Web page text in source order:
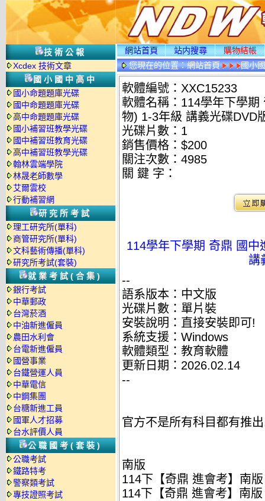
技術公報
Xcdex 技術文章
國小國中高中
國小命題題庫光碟
國中命題題庫光碟
高中命題題庫光碟
國小補習班教學光碟
國中補習班教育光碟
高中補習班教學光碟
翰林雲端學院
林晟老師數學
艾爾雲校
行動補習網
研究所考試
理工研究所(單科)
商管研究所(單科)
文科藝術傳播(單科)
研究所考試(套裝)
就業考試(合集)
銀行考試
中華郵政
台灣菸酒
中油新進僱員
農田水利會
台電新進僱員
國營事業
台鐵營運人員
中華電信
中鋼集團
台糖新進工員
國軍人才招募
台水評價人員
公職國考(套裝)
公職考試
鐵路特考
警察類考試
專技證照考試
網站首頁 站内搜尋
購物結帳
您現在的位置：網站首頁 國小
軟體編號：XXC15233
軟體名稱：114學年下學
物) 1-3年級 講義光碟DVD
光碟片數：1
銷售價格：$200
關注次數： 4985
關 鍵 字：
114學年下學期 奇鼎 國
講
--
語系版本：中文版
光碟片數：單片裝
安裝說明：直接安裝即可!
系統支援：Windows
軟體類型：教育軟體
更新日期：2026.02.14
--
官方不是所有科目都有推
南版
114下【奇鼎 進會考】南
114下【奇鼎 進會考】南